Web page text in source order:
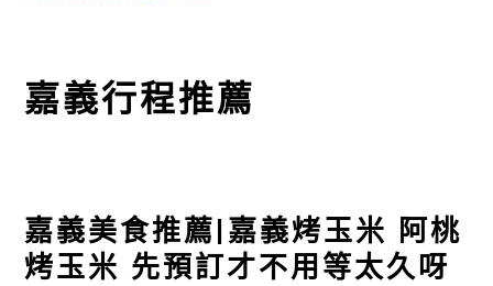
嘉義行程推薦
嘉義美食推薦|嘉義烤玉米 阿桃
烤玉米 先預訂才不用等太久呀